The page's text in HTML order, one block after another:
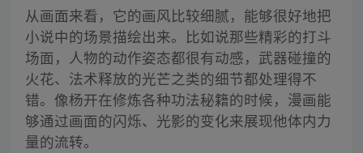
从画面来看，它的画风比较细腻，能够很好地把
小说中的场景描绘出来。比如说那些精彩的打斗
场面，人物的动作姿态都很有动感，武器碰撞的
火花、法术释放的光芒之类的细节都处理得不
错。像杨开在修炼各种功法秘籍的时候，漫画能
够通过画面的闪烁、光影的变化来展现他体内力
量的流转。